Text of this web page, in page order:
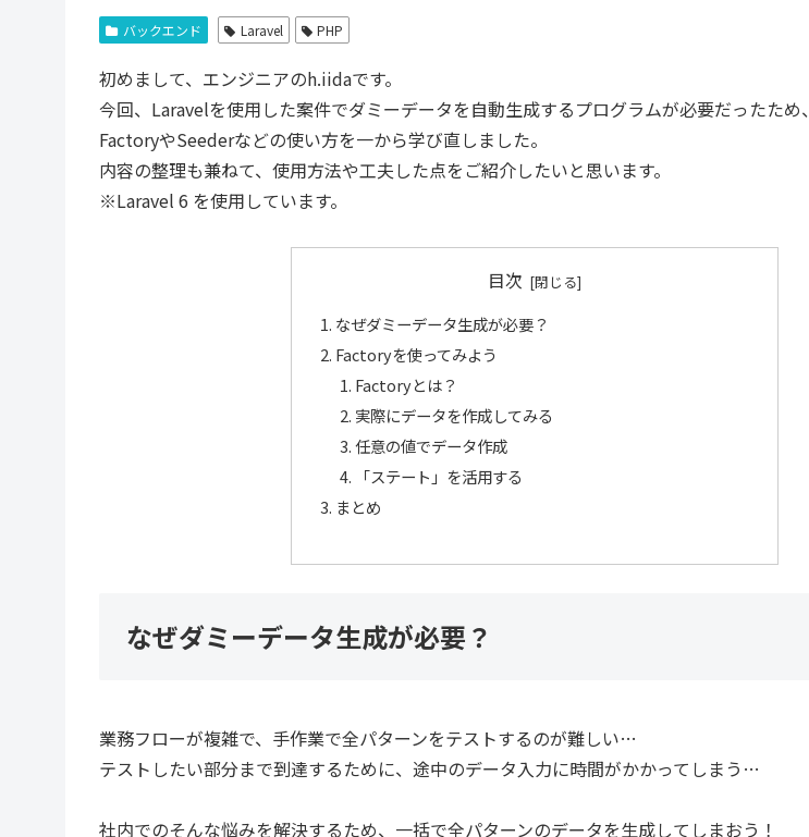
バックエンド Laravel PHP
初めまして、エンジニアのh.iidaです。
今回、Laravelを使用した案件でダミーデータを自動生成するプログラムが必要だったため、
FactoryやSeederなどの使い方を一から学び直しました。
内容の整理も兼ねて、使用方法や工夫した点をご紹介したいと思います。
※Laravel 6 を使用しています。
目次
なぜダミーデータ生成が必要？
Factoryを使ってみよう
Factoryとは？
実際にデータを作成してみる
任意の値でデータ作成
「ステート」を活用する
まとめ
なぜダミーデータ生成が必要？
業務フローが複雑で、手作業で全パターンをテストするのが難しい…
テストしたい部分まで到達するために、途中のデータ入力に時間がかかってしまう…
社内でのそんな悩みを解決するため、一括で全パターンのデータを生成してしまおう！